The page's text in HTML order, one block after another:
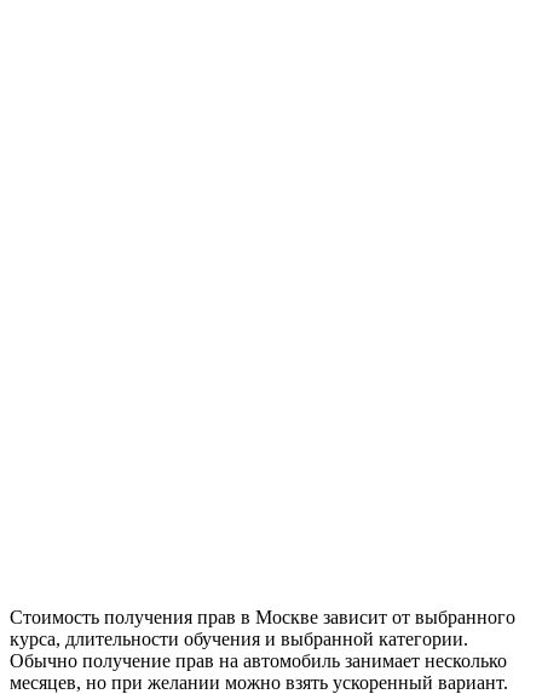
Стоимость получения прав в Москве зависит от выбранного
курса, длительности обучения и выбранной категории.
Обычно получение прав на автомобиль занимает несколько
месяцев, но при желании можно взять ускоренный вариант.